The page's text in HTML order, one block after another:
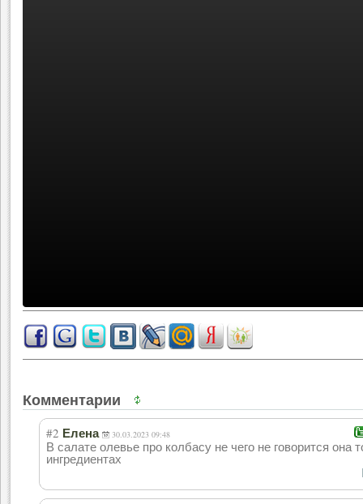
Комментарии
#2 Елена 30.03.2023 09:48
В салате олевье про колбасу не чего не говорится она
ингредиентах